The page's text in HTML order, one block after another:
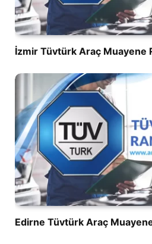
İzmir Tüvtürk Araç Muayene
Edirne Tüvtürk Araç